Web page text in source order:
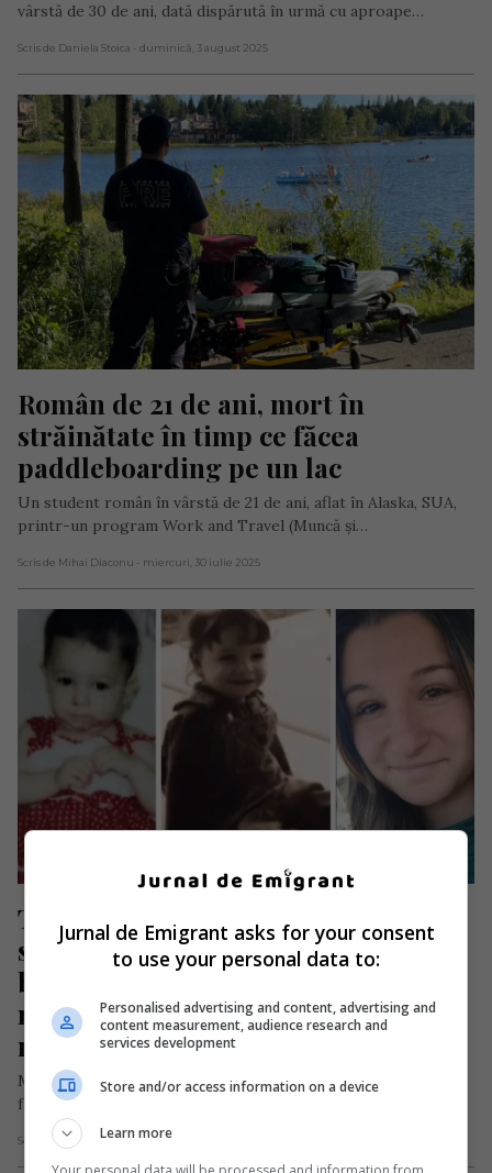
vârstă de 30 de ani, dată dispărută în urmă cu aproape…
Scris de Daniela Stoica - duminică, 3 august 2025
Român de 21 de ani, mort în
străinătate în timp ce făcea
paddleboarding pe un lac
Un student român în vârstă de 21 de ani, aflat în Alaska, SUA,
printr-un program Work and Travel (Muncă și…
Scris de Mihai Diaconu - miercuri, 30 iulie 2025
Tânără moldoveancă din
străinătate, își caută familia
biologică cu disperare. „De foarte
mulți ani mi-am dorit să îmi cunosc
rădăcinile”
Marcela Iabrian, o tânără născută la data de 24 februarie 1996,
face un apel emoționant pentru a-și regăsi rădăcinile și…
Scris de Mihai Diaconu - miercuri, 7 mai 2025
Jurnal de Emigrant asks for your consent
to use your personal data to:
Personalised advertising and content, advertising and
content measurement, audience research and
services development
Store and/or access information on a device
Learn more